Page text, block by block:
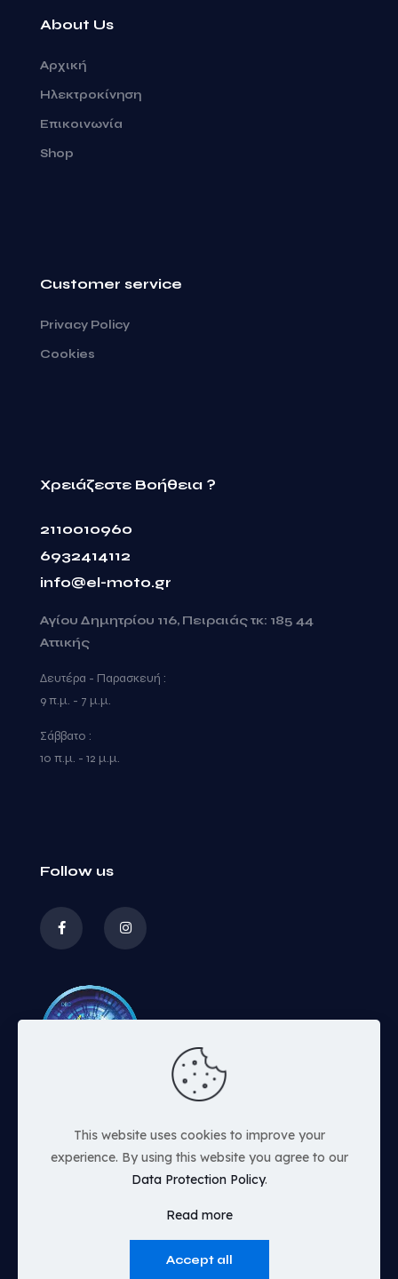
About Us
Αρχική
Ηλεκτροκίνηση
Επικοινωνία
Shop
Customer service
Privacy Policy
Cookies
Χρειάζεστε Βοήθεια ?
2110010960
6932414112
info@el-moto.gr
Αγίου Δημητρίου 116, Πειραιάς τκ: 185 44
Αττικής
Δευτέρα - Παρασκευή :
9 π.μ. - 7 μ.μ.
Σάββατο :
10 π.μ. - 12 μ.μ.
Follow us
2023 Copyright el-moto.gr | All rights reserved |
ilektronikoskatalogos.gr
This website uses cookies to improve your
experience. By using this website you agree to our
Data Protection Policy.
Read more
Accept all